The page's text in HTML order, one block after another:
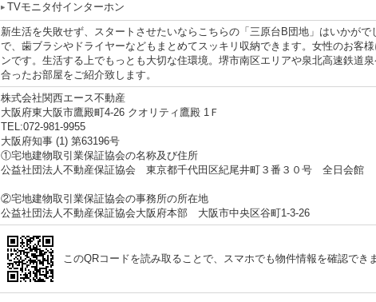
TVモニタ付インターホン
新生活を失敗せず、スタートさせたいならこちらの「三原台B団地」はいかが
で、歯ブラシやドライヤーなどもまとめてスッキリ収納できます。女性のお客
ンです。生活する上でもっとも大切な住環境。堺市南区エリアや泉北高速鉄道
合ったお部屋をご紹介致します。
株式会社関西エース不動産
大阪府東大阪市鷹殿町4-26 クオリティ鷹殿 1Ｆ
TEL:072-981-9955
大阪府知事 (1) 第63196号
①宅地建物取引業保証協会の名称及び住所
公益社団法人不動産保証協会 東京都千代田区紀尾井町３番３０号 全日会館
②宅地建物取引業保証協会の事務所の所在地
公益社団法人不動産保証協会大阪府本部 大阪市中央区谷町1-3-26
このQRコードを読み取ることで、スマホでも物件情報を確認でき